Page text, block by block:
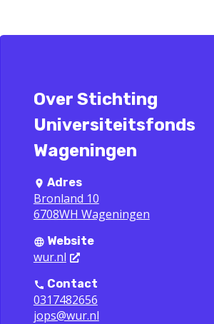
Over Stichting
Universiteitsfonds
Wageningen
Adres
Bronland 10
6708WH Wageningen
Website
wur.nl
Contact
0317482656
jops@wur.nl